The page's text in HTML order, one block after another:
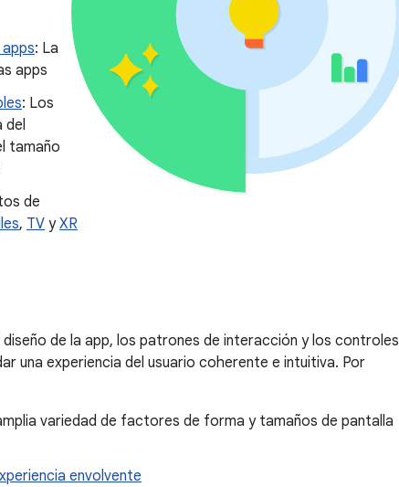
: La
apps
: Los
del
tamaño
de
, TV yXR
de la app, los patrones de interacción y los controles
una experiencia del usuario coherente e intuitiva. Por
variedad de factores de forma y tamaños de pantalla
envolvente